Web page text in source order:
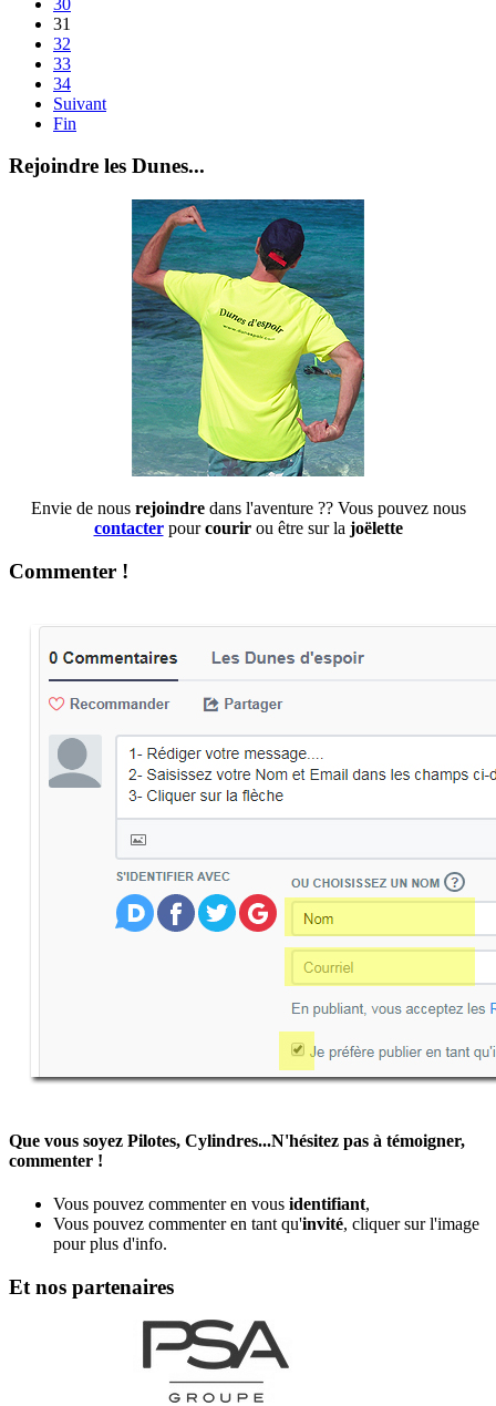
31
32
33
34
Suivant
Fin
Rejoindre les Dunes...
Envie de nous rejoindre dans l'aventure ?? Vous pouvez nous
contacterpourcourir ou être sur la joëlette
Commenter !
Que vous soyez Pilotes, Cylindres...N'hésitez pas à témoigner,
commenter !
Vous pouvez commenter en vous identifiant,
Vous pouvez commenter en tant qu'invité, cliquer sur l'image
pour plus d'info.
Et nos partenaires